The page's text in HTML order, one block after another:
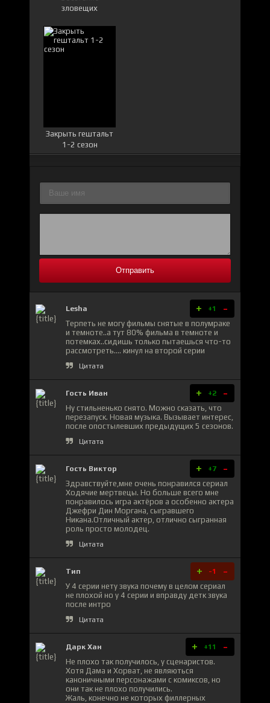
зловещих
Закрыть гештальт
1-2 сезон
Отправить
Lesha + +1 -
Терпеть не могу фильмы снятые в полумраке
и темноте..а тут 80% фильма в темноте и
потемках..сидишь только пытаешься что-то
рассмотреть.... кинул на второй серии
Цитата
Гость Иван + +2 -
Ну стильненько снято. Можно сказать, что
перезапуск. Новая музыка. Вызывает интерес,
после опостылевших предыдущих 5 сезонов.
Цитата
Гость Виктор + +7 -
Здравствуйте,мне очень понравился сериал
Ходячие мертвецы. Но больше всего мне
понравилось игра актёров а особенно актера
Джефри Дин Моргана, сыгравшего
Никана.Отличный актер, отлично сыгранная
роль просто молодец.
Цитата
Тип + -1 -
У 4 серии нету звука почему в целом сериал
не плохой но у 4 серии и вправду детк звука
после интро
Цитата
Дарк Хан + +11 -
Не плохо так получилось, у сценаристов.
Хотя Дама и Хорват, не являються
каноничными персонажами с комиксов, но
они так не плохо получились.
Жаль, конечно не которых филлерных